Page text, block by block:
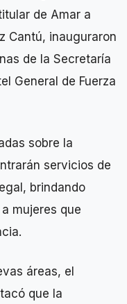
de Amar a
Cantú, inauguraron
de la Secretaría
General de Fuerza
sobre la
servicios de
brindando
mujeres que
áreas, el
que la